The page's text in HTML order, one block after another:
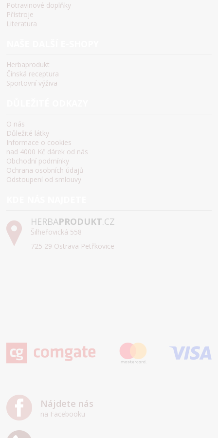
Potravinové doplňky
Přístroje
Literatura
Herbaprodukt
Čínská receptura
Sportovní výživa
O nás
Důležité látky
Informace o cookies
nad 4000 Kč dárek od nás
Obchodní podmínky
Ochrana osobních údajů
Odstoupení od smlouvy
HERBAPRODUKT.CZ
Šilheřovická 558
725 29 Ostrava Petřkovice
Nájdete nás
na Facebooku